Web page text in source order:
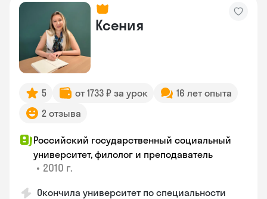
Ксения
5 от 1733 ₽ за урок
16 лет опыта
2 отзыва
Российский государственный социальный
университет, филолог и преподаватель
• 2010 г.
Окончила университет по специальности